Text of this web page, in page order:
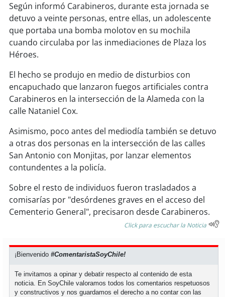
copiapó
soy valparaíso
soysanantonio
soychillán
soysancarlos
soytalcahuano
soyconcepción
soycoronel
soytemuco
soy valdivia
Según informó Carabineros, durante esta jornada se
detuvo a veinte personas, entre ellas, un adolescente
que portaba una bomba molotov en su mochila
cuando circulaba por las inmediaciones de Plaza los
Héroes.
El hecho se produjo en medio de disturbios con
encapuchado que lanzaron fuegos artificiales contra
Carabineros en la intersección de la Alameda con la
calle Nataniel Cox.
Asimismo, poco antes del mediodía también se detuvo
a otras dos personas en la intersección de las calles
San Antonio con Monjitas, por lanzar elementos
contundentes a la policía.
Sobre el resto de individuos fueron trasladados a
comisarías por "desórdenes graves en el acceso del
Cementerio General", precisaron desde Carabineros.
Click para escuchar la Noticia
¡Bienvenido#ComentaristaSoyChile!
Te invitamos a opinar y debatir respecto al contenido de esta
noticia. En SoyChile valoramos todos los comentarios respetuosos
y constructivos y nos guardamos el derecho a no contar con las